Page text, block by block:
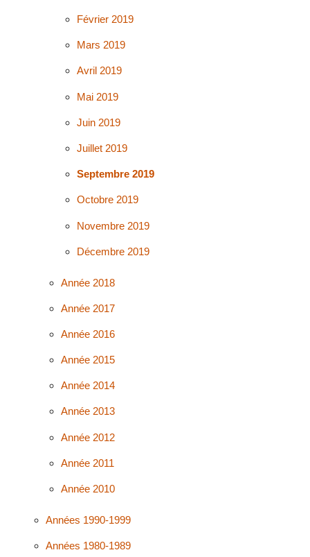
Février 2019
Mars 2019
Avril 2019
Mai 2019
Juin 2019
Juillet 2019
Septembre 2019
Octobre 2019
Novembre 2019
Décembre 2019
Année 2018
Année 2017
Année 2016
Année 2015
Année 2014
Année 2013
Année 2012
Année 2011
Année 2010
Années 1990-1999
Années 1980-1989